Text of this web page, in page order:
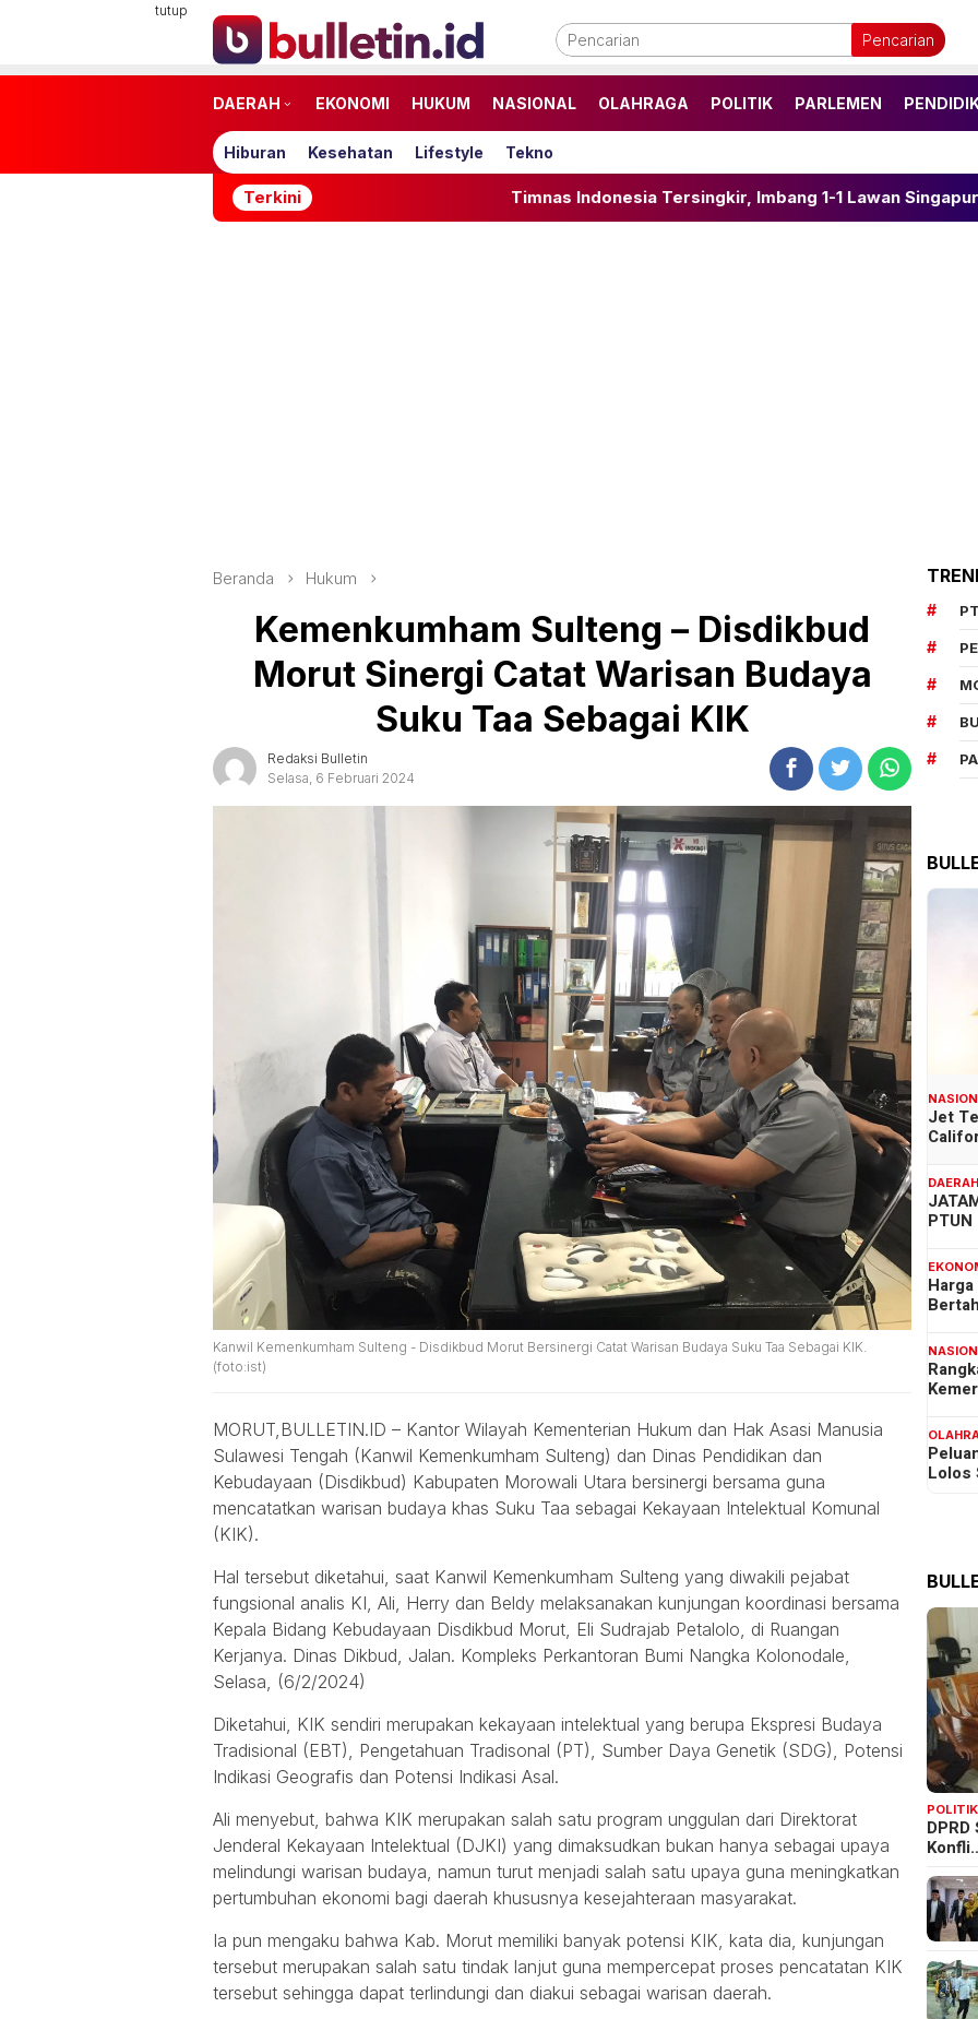
tutup
Pencarian
DAERAH EKONOMI HUKUM NASIONAL OLAHRAGA POLITIK PARLEMEN
Hiburan Kesehatan Lifestyle Tekno
Terkini Timnas Indonesia Tersingkir, Imbang 1-1 Lawan Singapura di Laga Penentu
Beranda Hukum
Kemenkumham Sulteng – Disdikbud
Morut Sinergi Catat Warisan Budaya
Suku Taa Sebagai KIK
Redaksi Bulletin
Selasa, 6 Februari 2024
Kanwil Kemenkumham Sulteng - Disdikbud Morut Bersinergi Catat Warisan Budaya Suku Taa Sebagai KIK.
(foto:ist)
MORUT,BULLETIN.ID – Kantor Wilayah Kementerian Hukum dan Hak Asasi Manusia
Sulawesi Tengah (Kanwil Kemenkumham Sulteng) dan Dinas Pendidikan dan
Kebudayaan (Disdikbud) Kabupaten Morowali Utara bersinergi bersama guna
mencatatkan warisan budaya khas Suku Taa sebagai Kekayaan Intelektual Komunal
(KIK).
Hal tersebut diketahui, saat Kanwil Kemenkumham Sulteng yang diwakili pejabat
fungsional analis KI, Ali, Herry dan Beldy melaksanakan kunjungan koordinasi bersama
Kepala Bidang Kebudayaan Disdikbud Morut, Eli Sudrajab Petalolo, di Ruangan
Kerjanya. Dinas Dikbud, Jalan. Kompleks Perkantoran Bumi Nangka Kolonodale,
Selasa, (6/2/2024)
Diketahui, KIK sendiri merupakan kekayaan intelektual yang berupa Ekspresi Budaya
Tradisional (EBT), Pengetahuan Tradisonal (PT), Sumber Daya Genetik (SDG), Potensi
Indikasi Geografis dan Potensi Indikasi Asal.
Ali menyebut, bahwa KIK merupakan salah satu program unggulan dari Direktorat
Jenderal Kekayaan Intelektual (DJKI) yang dimaksudkan bukan hanya sebagai upaya
melindungi warisan budaya, namun turut menjadi salah satu upaya guna meningkatkan
pertumbuhan ekonomi bagi daerah khususnya kesejahteraan masyarakat.
Ia pun mengaku bahwa Kab. Morut memiliki banyak potensi KIK, kata dia, kunjungan
tersebut merupakan salah satu tindak lanjut guna mempercepat proses pencatatan KIK
tersebut sehingga dapat terlindungi dan diakui sebagai warisan daerah.
Jet
Lolos
POLITIK